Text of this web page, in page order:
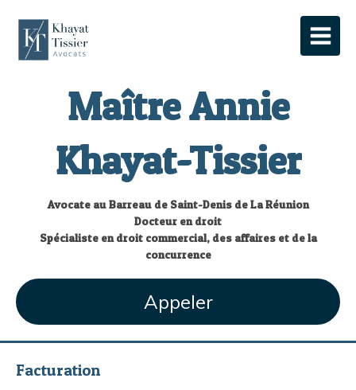
Maître Annie
Khayat-Tissier
Avocate au Barreau de Saint-Denis de La Réunion
Docteur en droit
Spécialiste en droit commercial, des affaires et de la
concurrence
Appeler
Facturation